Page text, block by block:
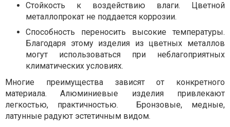
Стойкость к воздействию влаги. Цветной
металлопрокат не поддается коррозии.
Способность переносить высокие температуры.
Благодаря этому изделия из цветных металлов
могут использоваться при неблагоприятных
климатических условиях.
Многие преимущества зависят от конкретного
материала. Алюминиевые изделия привлекают
легкостью, практичностью. Бронзовые, медные,
латунные радуют эстетичным видом.